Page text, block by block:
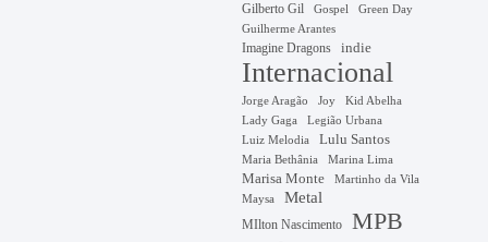
Gilberto Gil Gospel Green Day
Guilherme Arantes
Imagine Dragons indie
Internacional
Jorge Aragão Joy Kid Abelha
Lady Gaga
Legião Urbana
Luiz Melodia
Lulu Santos
Maria Bethânia Marina Lima
Marisa Monte
Martinho da Vila
Maysa
Metal
MIlton Nascimento MPB